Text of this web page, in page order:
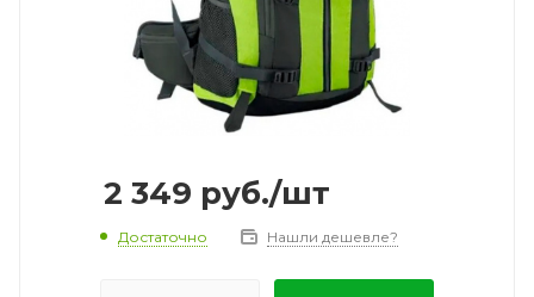
2 349 руб./шт
Достаточно Нашли дешевле?